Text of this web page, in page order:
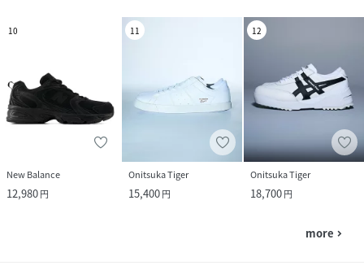
10
New Balance
12,980円
11
Onitsuka Tiger
15,400円
12
Onitsuka Tiger
18,700円
more navigate_next